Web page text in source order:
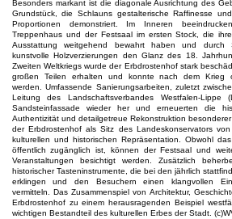
Besonders markant ist die diagonale Ausrichtung des
Grundstück, die Schlauns gestalterische Raffinesse
Proportionen demonstriert. Im Inneren
Treppenhaus und der Festsaal im ersten Stock, die
Ausstattung weitgehend bewahrt haben und durch
kunstvolle Holzverzierungen den Glanz des 18.
Zweiten Weltkriegs wurde der Erbdrostenhof stark
großen Teilen erhalten und konnte nach dem Krieg
werden. Umfassende Sanierungsarbeiten, zuletzt
Leitung des Landschaftsverbandes Westfalen-Lippe
Sandsteinfassade wieder her und erneuerten die
Authentizität und detailgetreue Rekonstruktion
der Erbdrostenhof als Sitz des Landeskonservators
kulturellen und historischen Repräsentation. Obwohl
öffentlich zugänglich ist, können der Festsaal und
Veranstaltungen besichtigt werden. Zusätzlich
historischer Tasteninstrumente, die bei den jährlich
erklingen und den Besuchern einen klangvollen
vermitteln. Das Zusammenspiel von Architektur,
Erbdrostenhof zu einem herausragenden Beispiel
wichtigen Bestandteil des kulturellen Erbes der Stadt.